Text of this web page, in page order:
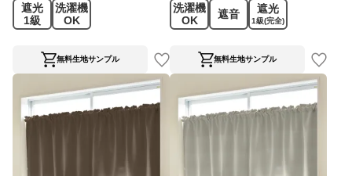
遮光
1級
洗濯機
OK
無料生地サンプル
洗濯機
OK
遮音 遮光
1級(完全)
無料生地サンプル